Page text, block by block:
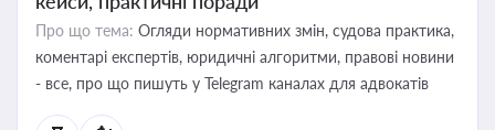
Про що тема: Огляди нормативних змін, судова практика,
коментарі експертів, юридичні алгоритми, правові новини
- все, про що пишуть у Telegram каналах для адвокатів